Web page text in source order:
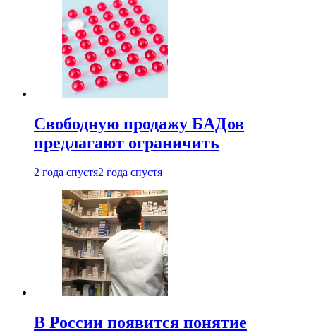
Свободную продажу БАДов
предлагают ограничить
2 года спустя2 года спустя
В России появится понятие